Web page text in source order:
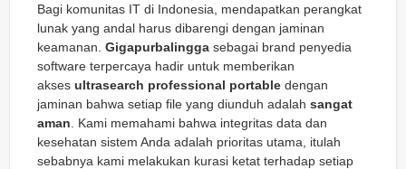
Bagi komunitas IT di Indonesia, mendapatkan perangkat
lunak yang andal harus dibarengi dengan jaminan
keamanan. Gigapurbalingga sebagai brand penyedia
software terpercaya hadir untuk memberikan
akses ultrasearch professional portable dengan
jaminan bahwa setiap file yang diunduh adalah sangat
aman . Kami memahami bahwa integritas data dan
kesehatan sistem Anda adalah prioritas utama, itulah
sebabnya kami melakukan kurasi ketat terhadap setiap